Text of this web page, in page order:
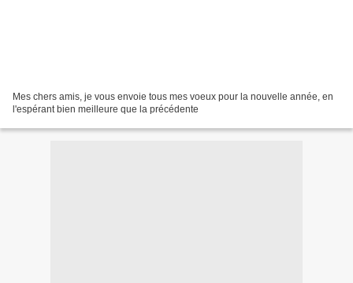
Mes chers amis, je vous envoie tous mes voeux pour la nouvelle année, en
l'espérant bien meilleure que la précédente